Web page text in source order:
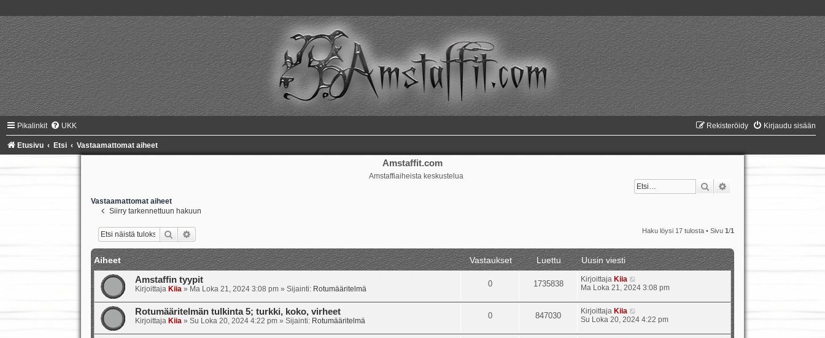
Pikalinkit UKK Kirjaudu sisään
Rekisteröidy
Etusivu Etsi Vastaamattomat aiheet
Amstaffit.com
Amstaffiaiheista keskustelua
Etsi
Vastaamattomat aiheet
Siirry tarkennettuun hakuun
Etsi Haku löysi 17 tulosta • Sivu1/1
Aiheet Vastaukset Luettu
Uusin viesti
Amstaffin tyypit
Kirjoittaja Kiia» Ma Loka 21, 2024 3:08 pm» Sijainti: Rotumääritelmä
0 1735838 Kirjoittaja Kiia
Ma Loka 21, 2024 3:08 pm
Rotumääritelmän tulkinta 5; turkki, koko, virheet
Kirjoittaja Kiia» Su Loka 20, 2024 4:22 pm» Sijainti: Rotumääritelmä
0 847030 Kirjoittaja Kiia
Su Loka 20, 2024 4:22 pm